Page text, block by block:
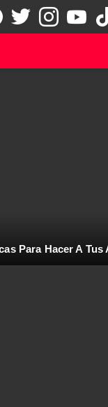
Para Hacer A Tus